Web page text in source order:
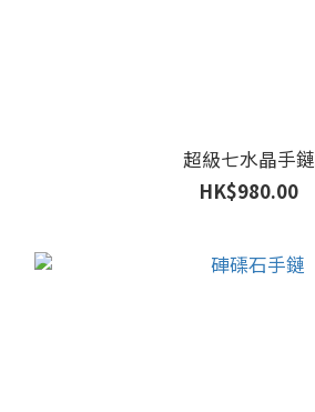
超級七水晶手鏈
HK$980.00